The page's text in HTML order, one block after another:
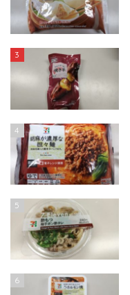
3
4
5
6